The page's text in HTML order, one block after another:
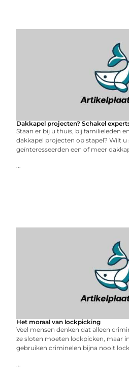
Dakkapel projecten? Schakel
Staan er bij u thuis, bij familieleden
dakkapel projecten op stapel? Wilt
geïnteresseerden een of meer
...
Het moraal van lockpicking
Veel mensen denken dat alleen
ze sloten moeten lockpicken, maar
gebruiken criminelen bijna nooit
...